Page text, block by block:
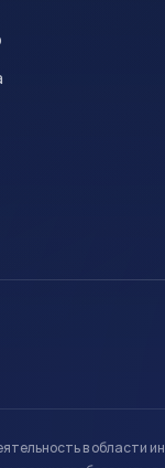
в области